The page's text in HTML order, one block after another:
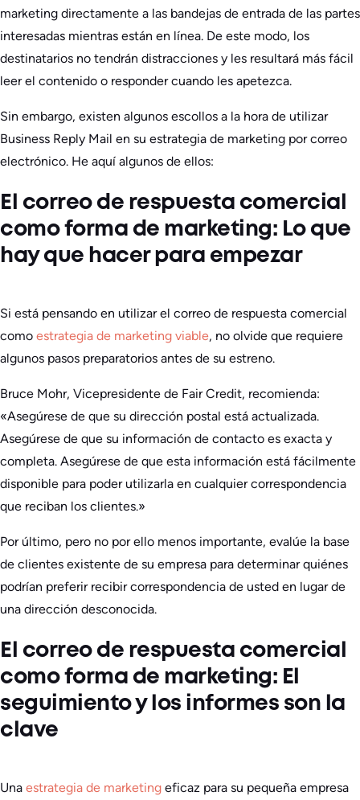
marketing directamente a las bandejas de entrada de las partes
interesadas mientras están en línea. De este modo, los
destinatarios no tendrán distracciones y les resultará más fácil
leer el contenido o responder cuando les apetezca.
Sin embargo, existen algunos escollos a la hora de utilizar
Business Reply Mail en su estrategia de marketing por correo
electrónico. He aquí algunos de ellos:
El correo de respuesta comercial
como forma de marketing: Lo que
hay que hacer para empezar
Si está pensando en utilizar el correo de respuesta comercial
como estrategia de marketing viable, no olvide que requiere
algunos pasos preparatorios antes de su estreno.
Bruce Mohr, Vicepresidente de Fair Credit, recomienda:
«Asegúrese de que su dirección postal está actualizada.
Asegúrese de que su información de contacto es exacta y
completa. Asegúrese de que esta información está fácilmente
disponible para poder utilizarla en cualquier correspondencia
que reciban los clientes.»
Por último, pero no por ello menos importante, evalúe la base
de clientes existente de su empresa para determinar quiénes
podrían preferir recibir correspondencia de usted en lugar de
una dirección desconocida.
El correo de respuesta comercial
como forma de marketing: El
seguimiento y los informes son la
clave
Una estrategia de marketing eficaz para su pequeña empresa